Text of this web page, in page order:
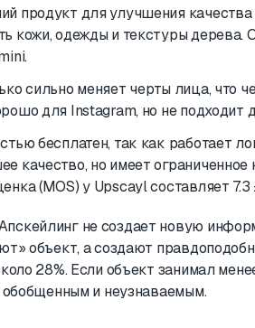
продукт для улучшения качества
кожи, одежды и текстуры
сильно меняет черты лица, что
для Instagram, но не подходит
бесплатен, так как работает
качество, но имеет
(MOS) у Upscayl составляет
не создает новую
объект, а создают
28%. Если объект занимал
обобщенным и неузнаваемым.